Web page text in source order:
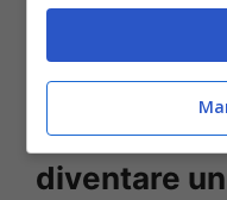
questo lavoro per
e a me piacciono
Le parole
diventare